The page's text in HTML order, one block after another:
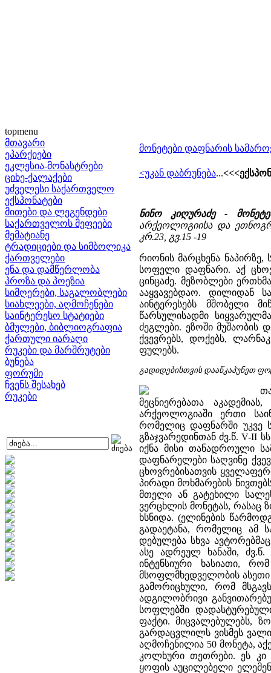
topmenu
მთავარი
ეპარქიები
ეკლესია-მონასტრები
ციხე-ქალაქები
უძველესი საქართველო
ექსპონატები
მითები და ლეგენდები
საქართველოს მეფეები
მემატიანე
ტრადიციები და სიმბოლიკა
ქართველები
ენა და დამწერლობა
პროზა და პოეზია
სიმღერები, საგალობლები
სიახლეები, აღმოჩენები
საინტერესო სტატიები
ბმულები, ბიბლიოგრაფია
ქართული იარაღი
რუკები და მარშრუტები
ბუნება
ფორუმი
ჩვენს შესახებ
რუკები
მონეტები დაფნარის
<უკან დაბრუნება...
ნინო კიღურაძე -
არქეოლოგიისა და
კრ.23, გვ.15 -19
რიონის მარცხენა
სოფელი დაფნარი. აქ
ცინცაძე. მეზობლები
ააყვავებდაო. დილიდან
აინტერესებს მშობელი
წარსულისადმი
ძეგლები. ეზოში მუშაობის
ქვევრებს, დოქებს,
ფულებს.
გადიდებისთვის დააწკაპუნეთ
მეცნიერებათა
არქეოლოგიაში ერთი
რომელიც დაფნარში უკვე
გზაჯვარედინთან ძვ.წ. V-
იქნა მისი თანადროული
დაფნარელები საღვინე
ცხოვრებისათვის
პირადი მოხმარების
მთელი ან გატეხილი
ვერცხლის მონეტას, რასაც
ხსნიდა. (ელინების
გადაეტანა, რომელიც ამ
დებულება სხვა
ასე ადრეულ ხანაში,
ინტენსიური ხასიათი,
მსოფლმხედველობის
გამორიცხული, რომ
ადგილობრივი
სოფლებში
ფაქტი. მიცვალებულებს,
გარდაცვლილს ვისმეს ვალი
აღმოჩენილია 50 მონეტა,
კოლხური თეთრები. ეს კი
ყოფის აუცილებელი